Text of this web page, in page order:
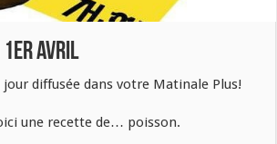
1er avril
diffusée dans votre Matinale Plus!
une recette de… poisson.